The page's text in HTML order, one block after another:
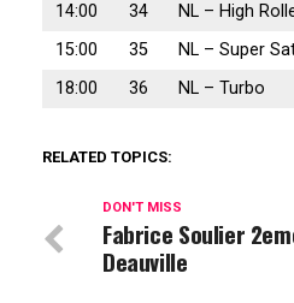
14:00
34 NL – High
15:00
35 NL – Super
18:00
36 NL – Turbo
RELATED TOPICS:
DON'T MISS
Fabrice Soulier
Deauville